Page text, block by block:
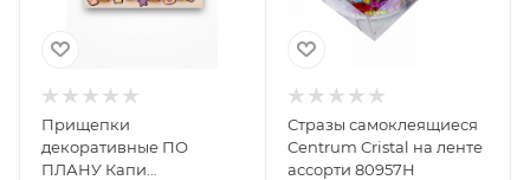
Прищепки
декоративные ПО
ПЛАНУ Капи
Стразы самоклеящиеся
Centrum Cristal на ленте
ассорти 80957Н